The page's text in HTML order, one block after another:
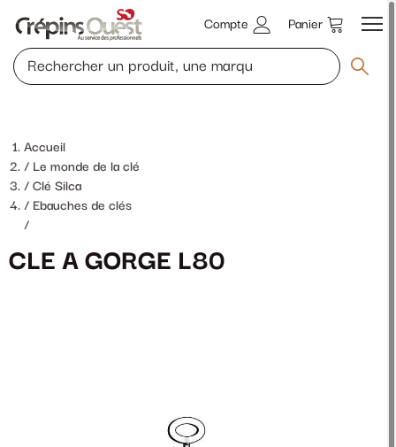
Compte Panier
Accueil
Le monde de la clé
Clé Silca
Ebauches de clés
/
CLE A GORGE L80